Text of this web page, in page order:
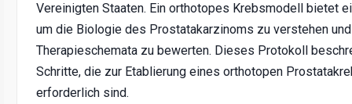
Vereinigten Staaten. Ein orthotopes Krebsmodell bietet
um die Biologie des Prostatakarzinoms zu verstehen
Therapieschemata zu bewerten. Dieses Protokoll
Schritte, die zur Etablierung eines orthotopen
erforderlich sind.